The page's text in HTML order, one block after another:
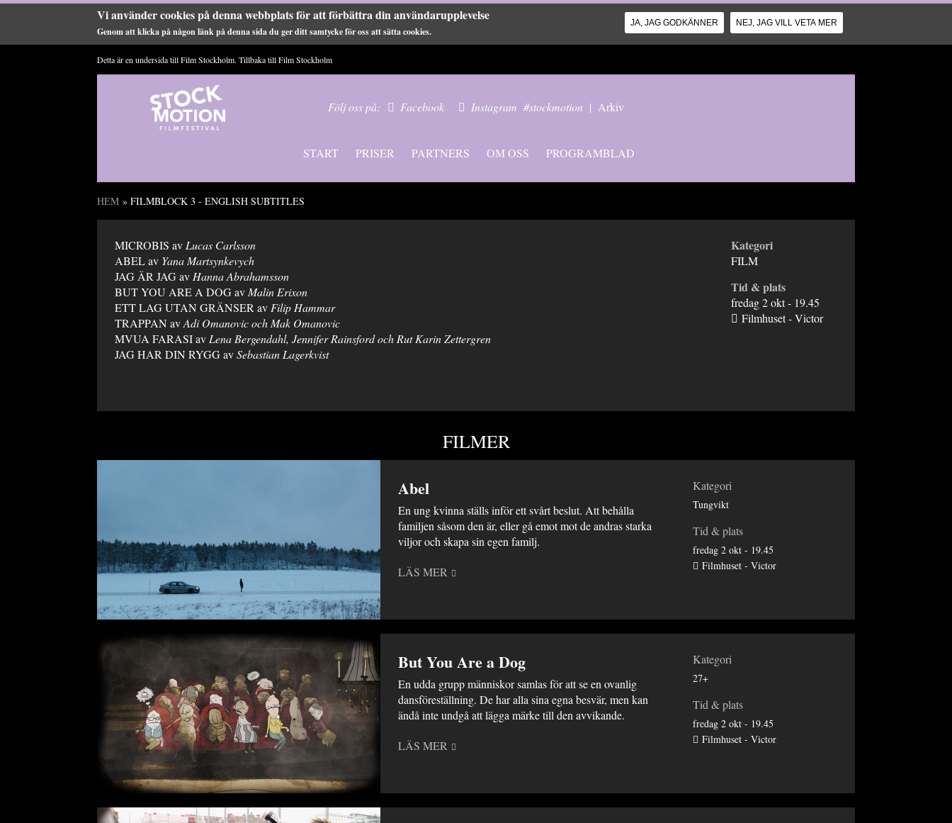
Vi använder cookies på denna webbplats för att förbättra din användarupplevelse
Genom att klicka på någon länk på denna sida du ger ditt samtycke för oss att sätta cookies.
JA, JAG GODKÄNNER NEJ, JAG VILL VETA MER
Detta är en undersida till Film Stockholm. Tillbaka tillFilm Stockholm
Följ oss på: Facebook Instagram #stockmotion | Arkiv
START PRISER PARTNERS OM OSS PROGRAMBLAD
Du är här
HEM » FILMBLOCK 3 - ENGLISH SUBTITLES
Kategori
FILM
Tid & plats
fredag 2 okt - 19.45
Filmhuset - Victor
MICROBIS av Lucas Carlsson
ABEL av Yana Martsynkevych
JAG ÄR JAG av Hanna Abrahamsson
BUT YOU ARE A DOG av Malin Erixon
ETT LAG UTAN GRÄNSER av Filip Hammar
TRAPPAN avAdi Omanovic och Mak Omanovic
MVUA FARASI av Lena Bergendahl, Jennifer Rainsford och Rut KarinZettergren
JAG HAR DIN RYGG avSebastian Lagerkvist
FILMER
Kategori
Tungvikt
Tid & plats
fredag 2 okt - 19.45
Filmhuset - Victor
Abel
En ung kvinna ställs inför ett svårt beslut. Att behålla
familjen såsom den är, eller gå emot mot de andras starka
viljor och skapa sin egen familj.
LÄS MER
Kategori
27+
Tid & plats
fredag 2 okt - 19.45
Filmhuset - Victor
But You Are a Dog
En udda grupp människor samlas för att se en ovanlig
dansföreställning. De har alla sina egna besvär, men kan
ändå inte undgå att lägga märke till den avvikande.
LÄS MER